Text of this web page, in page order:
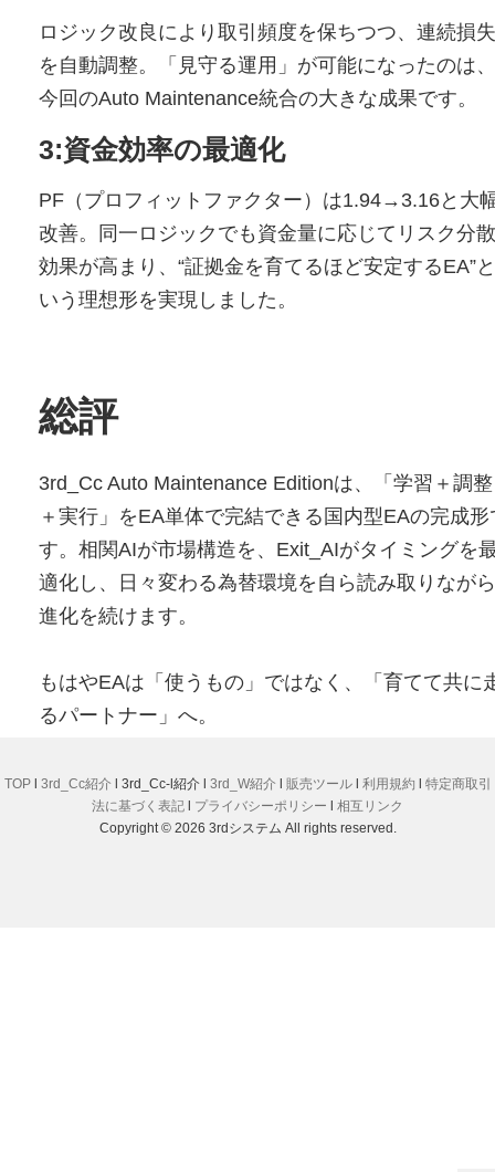
ロジック改良により取引頻度を保ちつつ、連続損失
を自動調整。「見守る運用」が可能になったのは、
今回のAuto Maintenance統合の大きな成果です。
3:資金効率の最適化
PF（プロフィットファクター）は1.94→3.16と大
改善。同一ロジックでも資金量に応じてリスク分散
効果が高まり、“証拠金を育てるほど安定するEA”と
いう理想形を実現しました。
総評
3rd_Cc Auto Maintenance Editionは、「学習＋調整
＋実行」をEA単体で完結できる国内型EAの完成形
す。相関AIが市場構造を、Exit_AIがタイミングを
適化し、日々変わる為替環境を自ら読み取りながら
進化を続けます。
もはやEAは「使うもの」ではなく、「育てて共に
るパートナー」へ。
TOPl 3rd_Cc紹介l 3rd_Cc-l紹介 l 3rd_W紹介l 販売ツールl 利用規約 l 特定商取引
法に基づく表記 l プライバシーポリシー l 相互リンク
Copyright © 2026 3rdシステム All rights reserved.